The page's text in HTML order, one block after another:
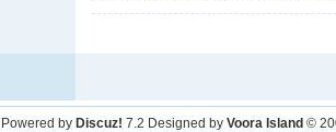
Powered by Discuz! 7.2 Designed by Voora Island ©